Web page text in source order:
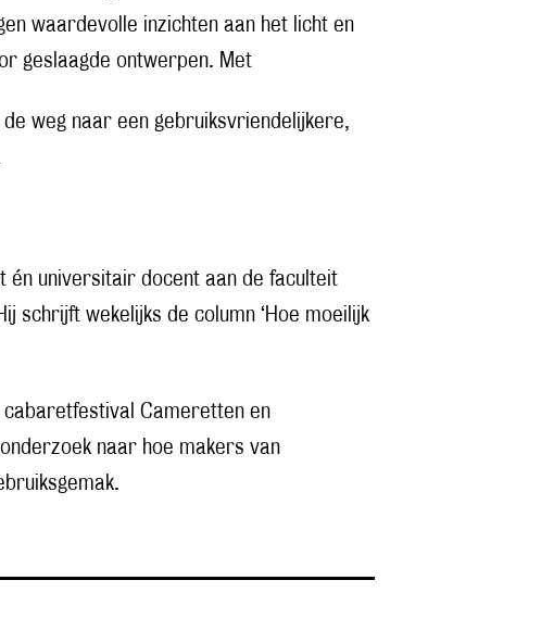
waardevolle inzichten aan het licht en
geslaagde ontwerpen. Met
de weg naar een gebruiksvriendelijkere,
universitair docent aan de faculteit
schrijft wekelijks de column ‘Hoe moeilijk
cabaretfestival Cameretten en
naar hoe makers van